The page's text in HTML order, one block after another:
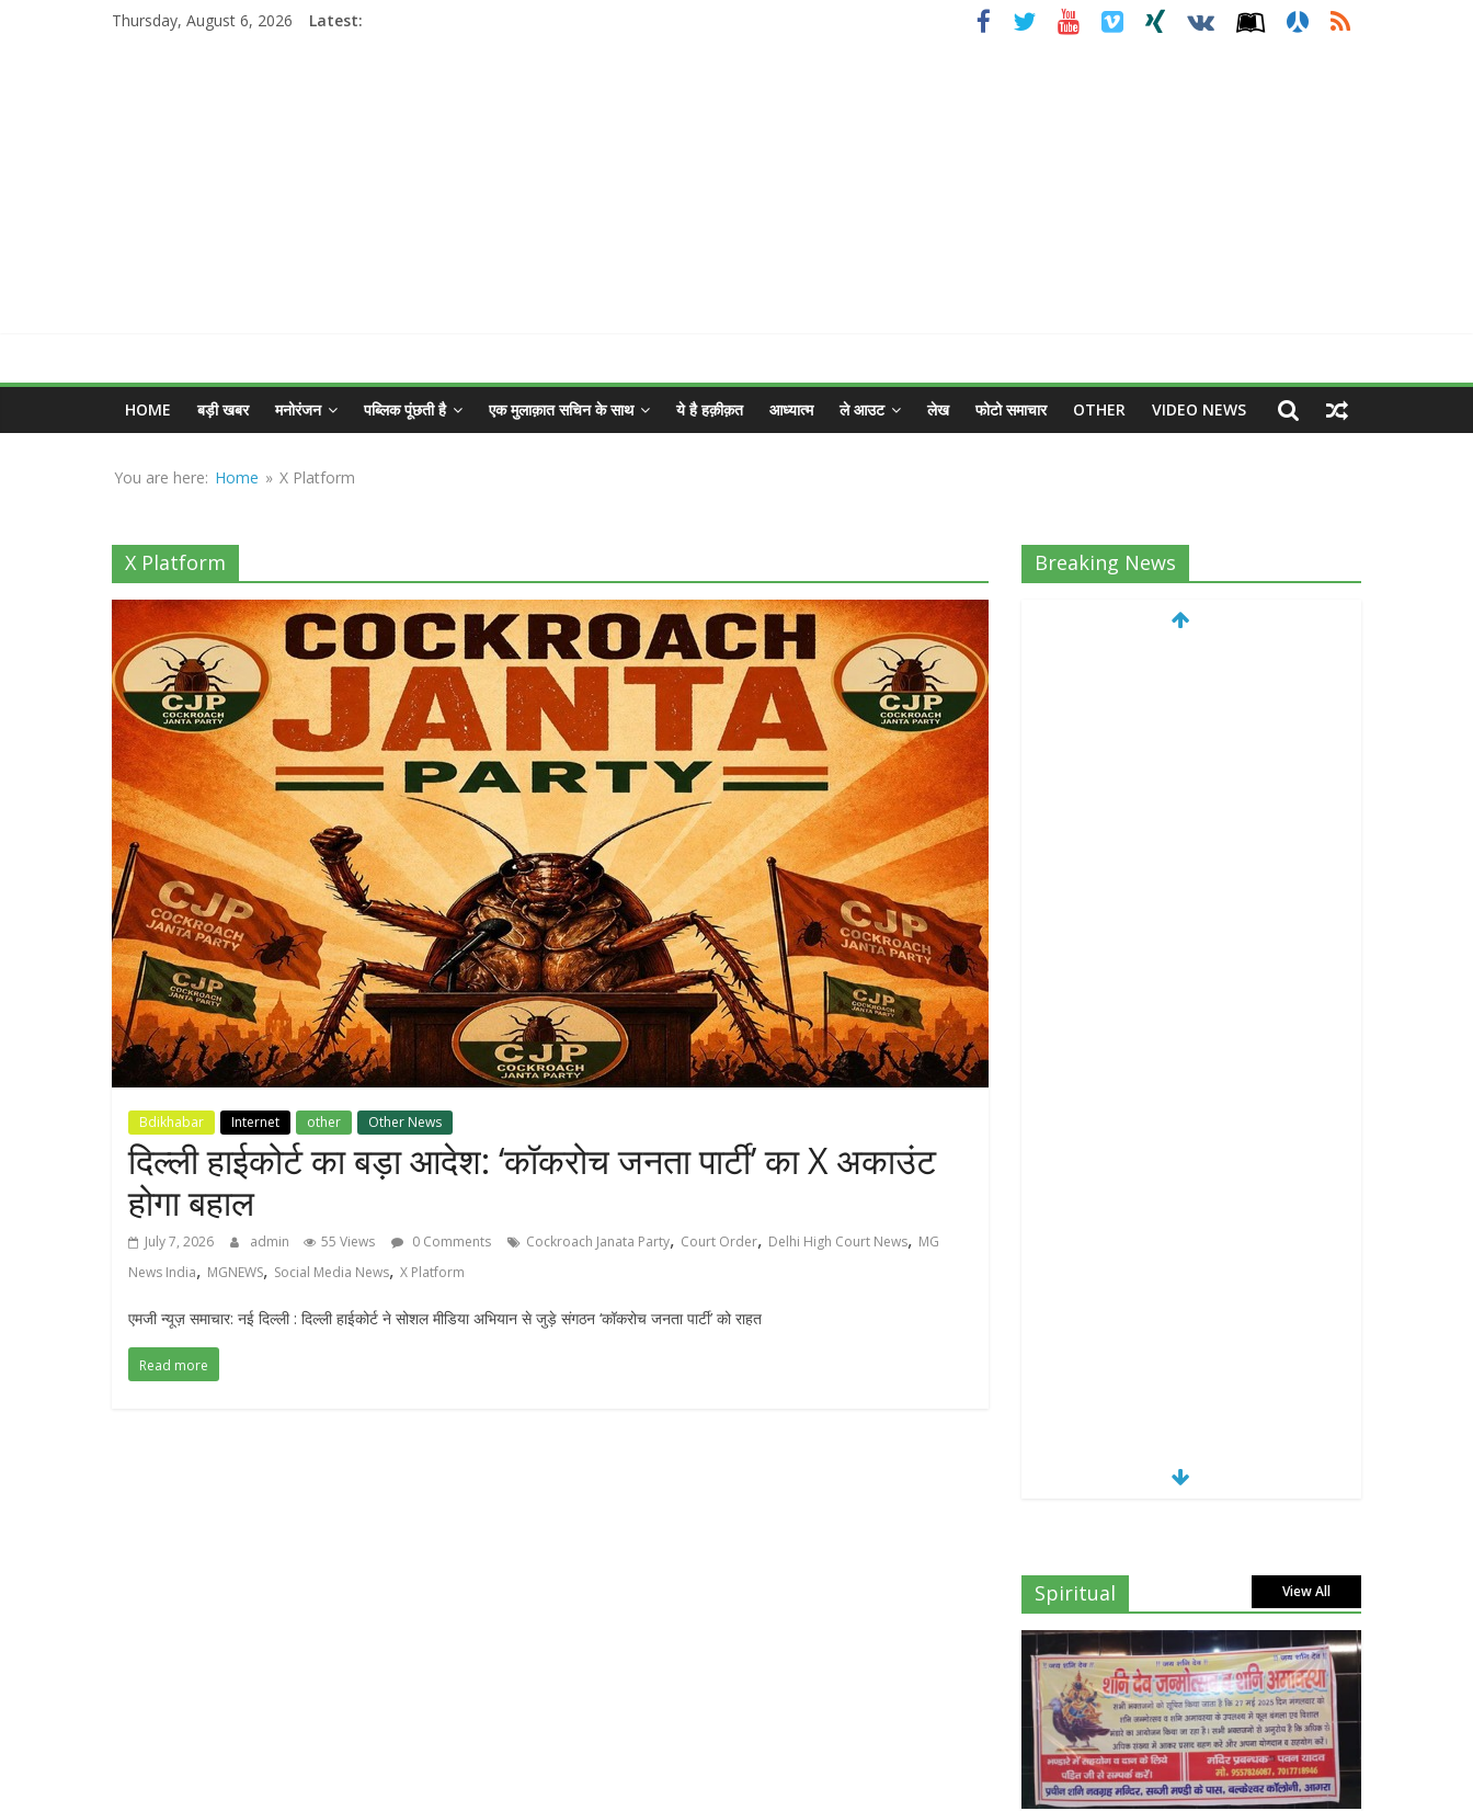
Thursday, August 6, 2026 Latest:
MGNEWSINDIA
Sirf
HOME बड़ी खबर मनोरंजन पब्लिक पूंछती है एक मुलाक़ात सचिन के साथ ये है हक़ीक़त आध्यात्म ले आउट लेख फोटो समाचार OTHER VIDEO NEWS
You are here: Home » X Platform
X Platform
Bdikhabar Internet other Other News
दिल्ली हाईकोर्ट का बड़ा आदेश: ‘कॉकरोच जनता पार्टी’ का X अकाउंट
होगा बहाल
July 7, 2026 admin 55 Views 0 Comments Cockroach Janata Party, Court Order, Delhi High Court News, MG
News India, MGNEWS, Social Media News, X Platform
एमजी न्यूज़ समाचार: नई दिल्ली : दिल्ली हाईकोर्ट ने सोशल मीडिया अभियान से जुड़े संगठन ‘कॉकरोच जनता पार्टी’ को राहत
Read more
Breaking News
Spiritual View All